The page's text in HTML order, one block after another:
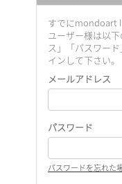
すでにmondoart
ユーザー様は以
ス」「パスワー
インして下さい。
メールアドレス
パスワード
パスワードを忘れた